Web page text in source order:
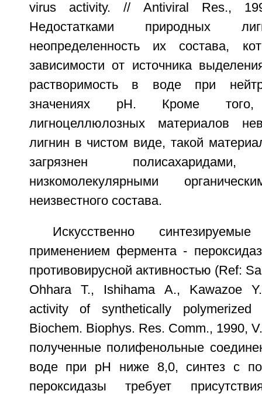
virus activity. // Antiviral Res.,
Недостатками природных
неопределенность их состава,
зависимости от источника
растворимость в воде при
значениях рН. Кроме
лигноцеллюлозных материалов
лигнин в чистом виде, такой
загрязнен
низкомолекулярными
неизвестного состава.
Искусственно
применением фермента -
противовирусной активностью (Ref:
Ohhara Т., Ishihama A., Kawazoe
activity of synthetically polymerized
Biochem. Biophys. Res. Comm., 1990,
полученные полифенольные
воде при рН ниже 8,0, синтез с
пероксидазы требует